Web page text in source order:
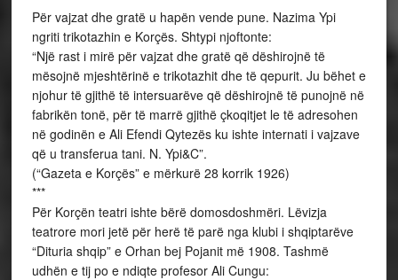
Për vajzat dhe gratë u hapën vende pune. Nazima Ypi
ngriti trikotazhin e Korçës. Shtypi njoftonte:
“Një rast i mirë për vajzat dhe gratë që dëshirojnë të
mësojnë mjeshtërinë e trikotazhit dhe të qepurit. Ju bëhet e
njohur të gjithë të intersuarëve që dëshirojnë të punojnë në
fabrikën tonë, për të marrë gjithë çkoqitjet le të adresohen
në godinën e Ali Efendi Qytezës ku ishte internati i vajzave
që u transferua tani. N. Ypi&C”.
(“Gazeta e Korçës” e mërkurë 28 korrik 1926)
***
Për Korçën teatri ishte bërë domosdoshmëri. Lëvizja
teatrore mori jetë për herë të parë nga klubi i shqiptarëve
“Dituria shqip” e Orhan bej Pojanit më 1908. Tashmë
udhën e tij po e ndiqte profesor Ali Cungu: